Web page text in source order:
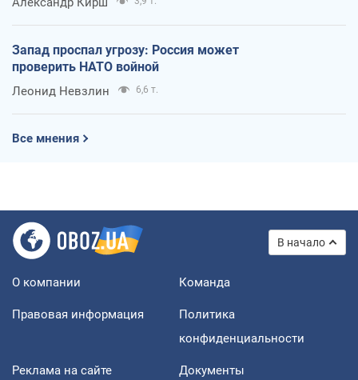
Запад проспал угрозу: Россия может
проверить НАТО войной
Леонид Невзлин 6,6 т.
Все мнения
В начало
О компании Команда
Правовая информация
Политика
конфиденциальности
Реклама на сайте Документы